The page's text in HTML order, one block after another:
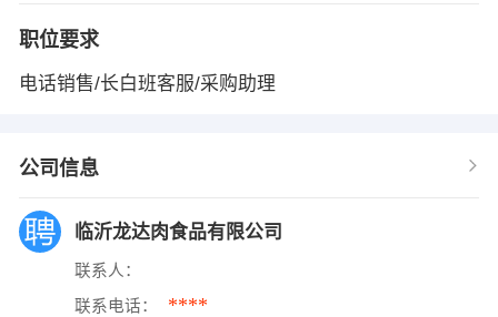
职位要求
电话销售/长白班客服/采购助理
公司信息
临沂龙达肉食品有限公司
联系人：
联系电话： ****